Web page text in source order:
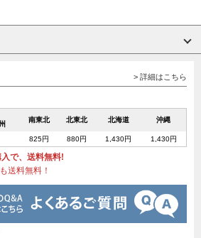
> 詳細はこちら
南東北 北東北 北海道 沖縄
825円 880円 1,430円 1,430円
で、送料無料!
送料無料！